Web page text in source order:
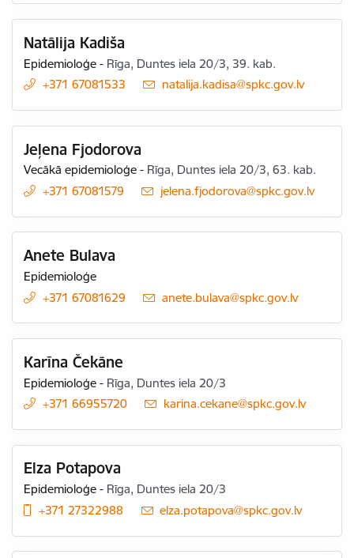
Natālija Kadiša
Epidemioloģe - Rīga, Duntes iela 20/3, 39. kab.
+371 67081533
E-pasts:
natalija.kadisa@spkc.gov.lv
Jeļena Fjodorova
Vecākā epidemioloģe - Rīga, Duntes iela 20/3, 63. kab.
+371 67081579
E-pasts:
jelena.fjodorova@spkc.gov.lv
Anete Bulava
Epidemioloģe
+371 67081629
E-pasts:
anete.bulava@spkc.gov.lv
Karīna Čekāne
Epidemioloģe - Rīga, Duntes iela 20/3
+371 66955720
E-pasts:
karina.cekane@spkc.gov.lv
Elza Potapova
Epidemioloģe - Rīga, Duntes iela 20/3
+371 27322988
E-pasts:
elza.potapova@spkc.gov.lv